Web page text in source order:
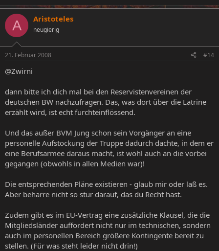
A Aristoteles
neugierig
21. Februar 2008 #14
@Zwirni
dann bitte ich dich mal bei den Reservistenvereinen der
deutschen BW nachzufragen. Das, was dort über die Latrine
erzählt wird, ist echt furchteinflössend.
Und das außer BVM Jung schon sein Vorgänger an eine
personelle Aufstockung der Truppe dadurch dachte, in dem er
eine Berufsarmee daraus macht, ist wohl auch an die vorbei
gegangen (obwohls in allen Medien war)!
Die entsprechenden Pläne existieren - glaub mir oder laß es.
Aber beharre nicht so stur darauf, das du Recht hast.
Zudem gibt es im EU-Vertrag eine zusätzliche Klausel, die die
Mitgliedsländer auffordert nicht nur im technischen, sondern
auch im personellen Bereich größere Kontingente bereit zu
stellen. (Für was steht leider nicht drin!)